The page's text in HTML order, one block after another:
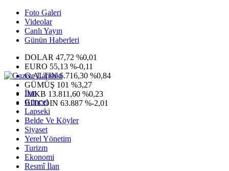
Foto Galeri
Videolar
Canlı Yayın
Günün Haberleri
DOLAR 47,72 %0,01
EURO 55,13 %-0,11
G.ALTIN6.716,30 %0,84
GÜMÜŞ 101 %3,27
IMKB 13.811,60 %0,23
BITCOIN 63.887 %-2,01
İlan
Güncel
Lapseki
Belde Ve Köyler
Siyaset
Yerel Yönetim
Turizm
Ekonomi
Resmî İlan